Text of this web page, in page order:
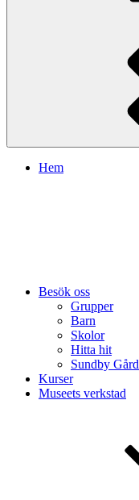
Hem
Besök oss
Grupper
Barn
Skolor
Hitta hit
Sundby Gård
Kurser
Museets verkstad